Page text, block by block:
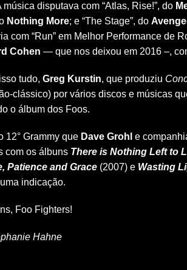
música disputava com “Atlas, Rise!”, do
Nothing More; e “The Stage”, do
com “Run” em Melhor Performance de
Cohen — que nos deixou em 2016 –,
tudo, Greg Kurstin, que produziu
clássico) por vários discos e músicas
o álbum dos Foos.
12° Grammy que Dave Grohl e
com os álbuns There is Nothing Left to
Patience and Grace (2007) e Wasting
indicação.
Foo Fighters!
Hahne